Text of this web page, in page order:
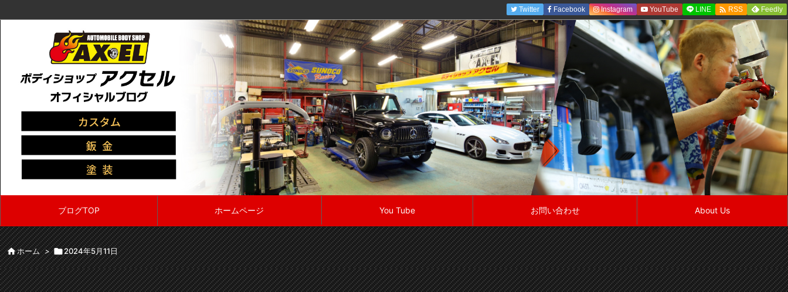
ブログTOP ホームページ You Tube お問い合わせ About Us
Twitter Facebook Instagram YouTube LINE  RSS Feedly
ホーム > 2024年5月11日